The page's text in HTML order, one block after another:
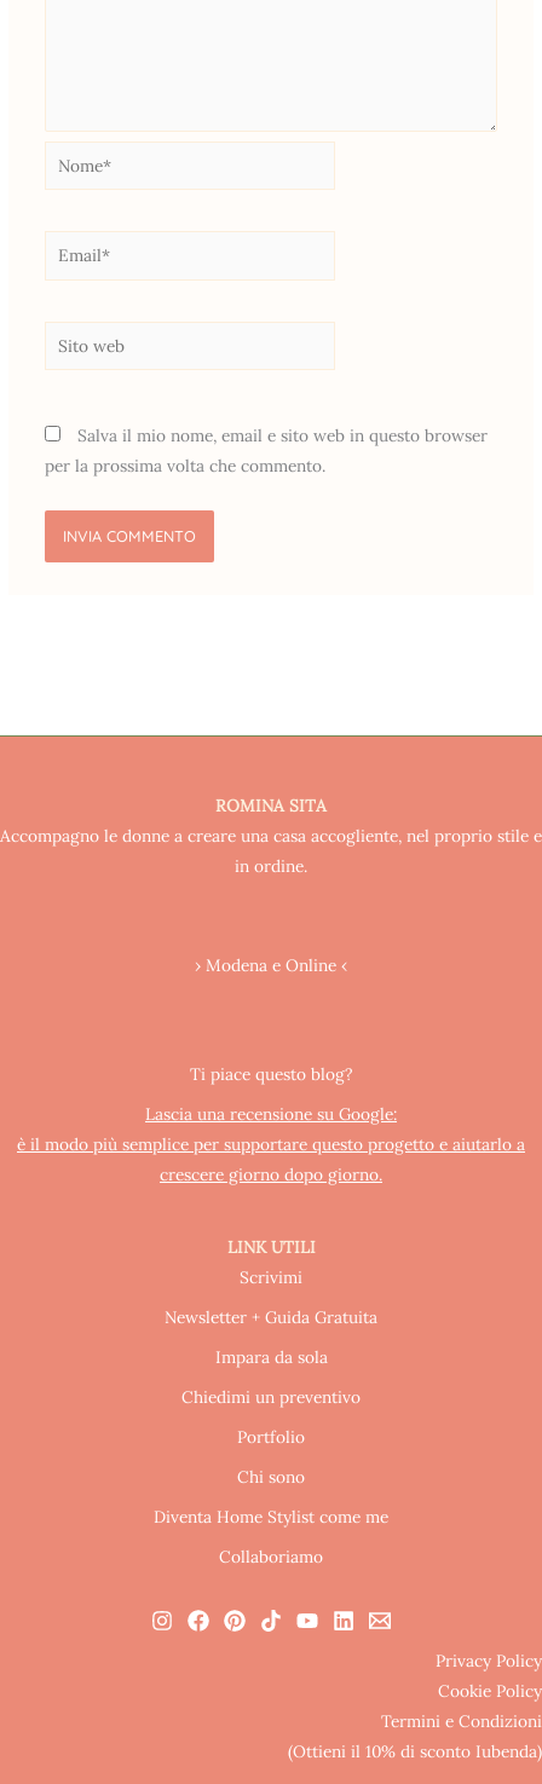
Nome*
Email*
web
Salva il mio nome, email e sito web in questo browser
per la prossima volta che commento.
ROMINA SITA
Accompagno le donne a creare una casa accogliente, nel proprio stile e
in ordine.
› Modena e Online ‹
Ti piace questo blog?
Lascia una recensione su Google:
è il modo più semplice per supportare questo progetto e aiutarlo a
crescere giorno dopo giorno.
LINK UTILI
Scrivimi
Newsletter + Guida Gratuita
Impara da sola
Chiedimi un preventivo
Portfolio
Chi sono
Diventa Home Stylist come me
Collaboriamo
Privacy Policy
Cookie Policy
Termini e Condizioni
(Ottieni il 10% di sconto Iubenda)